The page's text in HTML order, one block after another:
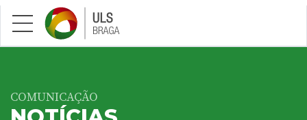
Saltar para conteúdo principal
COMUNICAÇÃO